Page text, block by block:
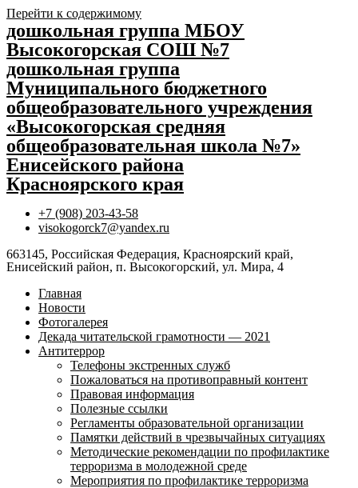
Перейти к содержимому
дошкольная группа МБОУ
Высокогорская СОШ №7
дошкольная группа
Муниципального бюджетного
общеобразовательного учреждения
«Высокогорская средняя
общеобразовательная школа №7»
Енисейского района
Красноярского края
+7 (908) 203-43-58
visokogorck7@yandex.ru
663145, Российская Федерация, Красноярский край,
Енисейский район, п. Высокогорский, ул. Мира, 4
Главная
Новости
Фотогалерея
Декада читательской грамотности — 2021
Антитеррор
Телефоны экстренных служб
Пожаловаться на противоправный контент
Правовая информация
Полезные ссылки
Регламенты образовательной организации
Памятки действий в чрезвычайных ситуациях
Методические рекомендации по профилактике
терроризма в молодежной среде
Мероприятия по профилактике терроризма